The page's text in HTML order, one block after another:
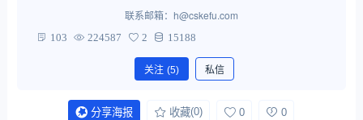
联系邮箱：h@cskefu.com
103 224587 2 15188
关注 (5) 私信
分享海报 收藏(0) 0 0